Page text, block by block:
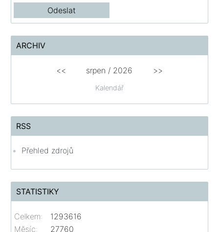
ARCHIV
Kalendář
<< srpen / 2026 >>
RSS
Přehled zdrojů
STATISTIKY
Celkem:
1293616
Měsíc:
27760